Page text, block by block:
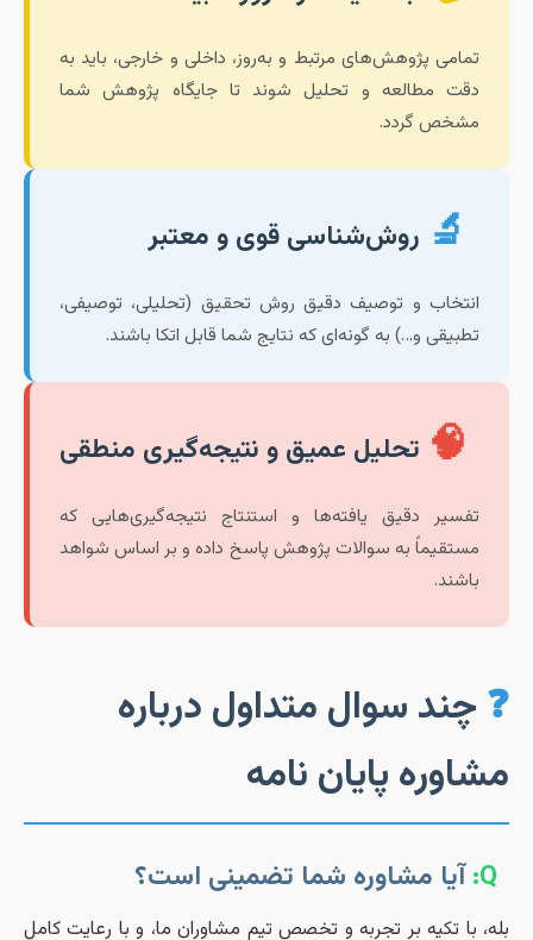
تمامی پژوهش‌های مرتبط و به‌روز، داخلی و خارجی، باید به
دقت مطالعه و تحلیل شوند تا جایگاه پژوهش شما
مشخص گردد.
🔬روش‌شناسی قوی و معتبر
انتخاب و توصیف دقیق روش تحقیق (تحلیلی، توصیفی،
تطبیقی و…) به گونه‌ای که نتایج شما قابل اتکا باشند.
🧠تحلیل عمیق و نتیجه‌گیری منطقی
تفسیر دقیق یافته‌ها و استنتاج نتیجه‌گیری‌هایی که
مستقیماً به سوالات پژوهش پاسخ داده و بر اساس شواهد
باشند.
چند سوال متداول درباره
پایان نامه
آیا مشاوره شما تضمینی است؟
با تکیه بر تجربه و تخصص تیم مشاوران ما، و با رعایت کامل